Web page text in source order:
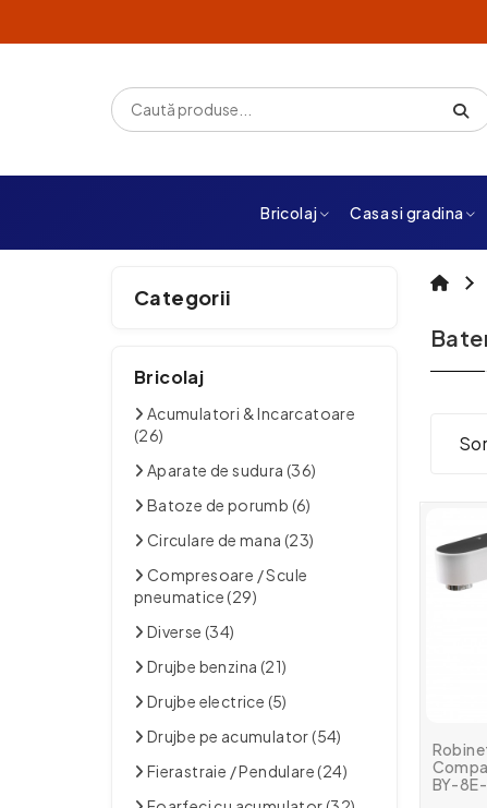
Bricolaj Casa si gradina
Categorii
Bricolaj
Acumulatori & Incarcatoare
(26)
Aparate de sudura (36)
Batoze de porumb (6)
Circulare de mana (23)
Compresoare / Scule
pneumatice (29)
Diverse (34)
Drujbe benzina (21)
Drujbe electrice (5)
Drujbe pe acumulator (54)
Fierastraie / Pendulare (24)
BY-